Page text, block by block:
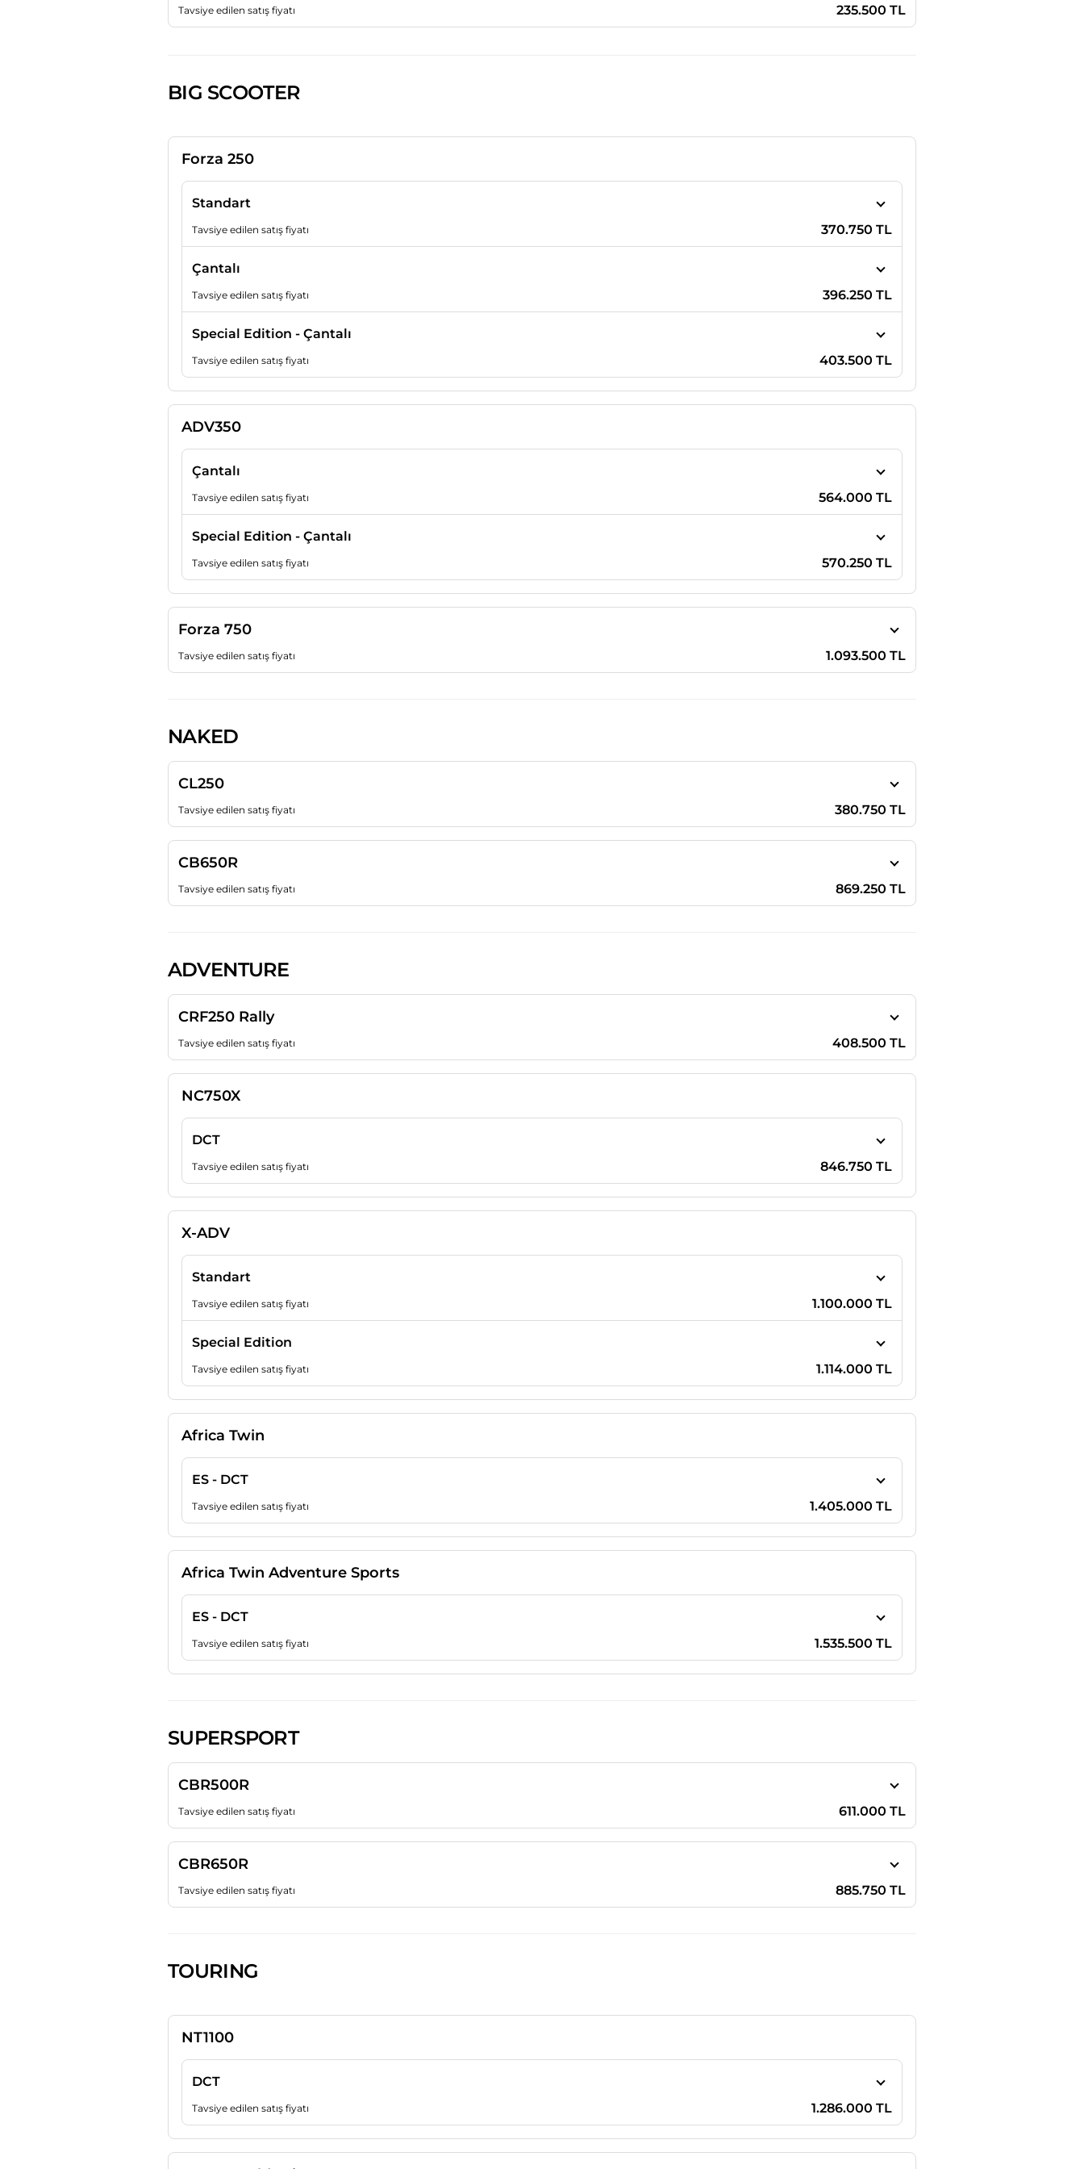
Tavsiye edilen satış fiyatı 235.500 TL
BIG SCOOTER
Forza 250
Standart
Tavsiye edilen satış fiyatı 370.750 TL
Çantalı
Tavsiye edilen satış fiyatı 396.250 TL
Special Edition - Çantalı
Tavsiye edilen satış fiyatı 403.500 TL
ADV350
Çantalı
Tavsiye edilen satış fiyatı 564.000 TL
Special Edition - Çantalı
Tavsiye edilen satış fiyatı 570.250 TL
Forza 750
Tavsiye edilen satış fiyatı 1.093.500 TL
NAKED
CL250
Tavsiye edilen satış fiyatı 380.750 TL
CB650R
Tavsiye edilen satış fiyatı 869.250 TL
ADVENTURE
CRF250 Rally
Tavsiye edilen satış fiyatı 408.500 TL
NC750X
DCT
Tavsiye edilen satış fiyatı 846.750 TL
X-ADV
Standart
Tavsiye edilen satış fiyatı 1.100.000 TL
Special Edition
Tavsiye edilen satış fiyatı 1.114.000 TL
Africa Twin
ES - DCT
Tavsiye edilen satış fiyatı 1.405.000 TL
Africa Twin Adventure Sports
ES - DCT
Tavsiye edilen satış fiyatı 1.535.500 TL
SUPERSPORT
CBR500R
Tavsiye edilen satış fiyatı 611.000 TL
CBR650R
Tavsiye edilen satış fiyatı 885.750 TL
TOURING
NT1100
DCT
Tavsiye edilen satış fiyatı 1.286.000 TL